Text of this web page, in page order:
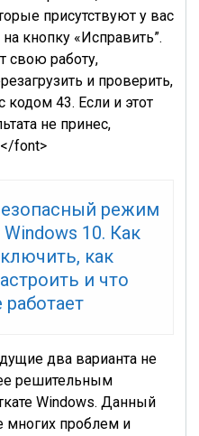
присутствуют у вас
кнопку «Исправить”.
свою работу,
и проверить,
43. Если и этот
не принес,
font>
режим
Windows 10. Как
как
и что
два варианта не
решительным
Windows. Данный
многих проблем и